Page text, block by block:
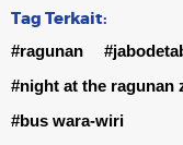
Tag Terkait:
#ragunan
#night at the ragunan
#bus wara-wiri